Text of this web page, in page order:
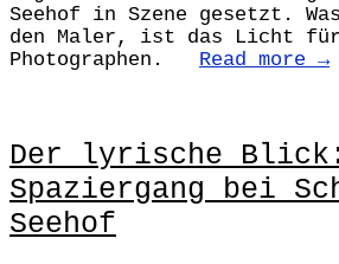
Seehof in Szene gesetzt.
den Maler, ist das Licht für
Photographen. Read more →
Der lyrische Blick:
Spaziergang bei
Seehof